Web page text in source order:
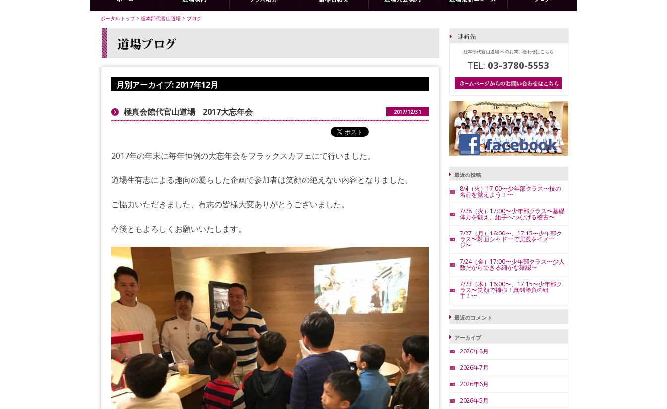
ポータルトップ> 総本部代官山道場 > ブログ
月別アーカイブ: 2017年12月
極真会館代官山道場 2017大忘年会 2017/12/31
2017年の年末に毎年恒例の大忘年会をフラックスカフェにて行いました。
道場生有志による趣向の凝らした企画で参加者は笑顔の絶えない内容となりました。
ご協力いただきました、有志の皆様大変ありがとうございました。
今後ともよろしくお願いいたします。
総本部代官山道場 へのお問い合わせはこちら
TEL: 03-3780-5553
最近の投稿
8/4（火）17:00〜少年部クラス〜技の
名前を覚えよう！〜
7/28（火）17:00〜少年部クラス〜基礎
体力を鍛え、組手へつなげる稽古〜
7/27（月）16:00〜、17:15〜少年部ク
ラス〜対面シャドーで実践をイメー
ジ〜
7/24（金）17:00〜少年部クラス〜少人
数だからできる細かな確認〜
7/23（木）16:00〜、17:15〜少年部ク
ラス〜笑顔で補強！真剣勝負の組
手！〜
最近のコメント
アーカイブ
2026年8月
2026年7月
2026年6月
2026年5月